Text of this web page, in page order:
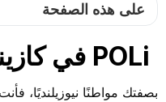
على هذه الصفحة
POLi في كازينوهات نيوزيلندا
بصفتك مواطنًا نيوزيلنديًا،